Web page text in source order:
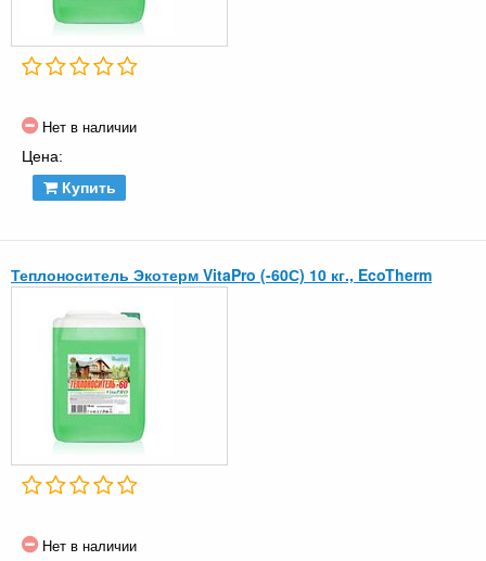
Нет в наличии
Цена:
Купить
Теплоноситель Экотерм VitaPro (-60С) 10 кг., EcoTherm
Нет в наличии